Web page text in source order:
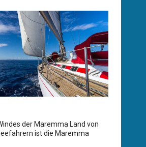
der Maremma Land von
ist die Maremma